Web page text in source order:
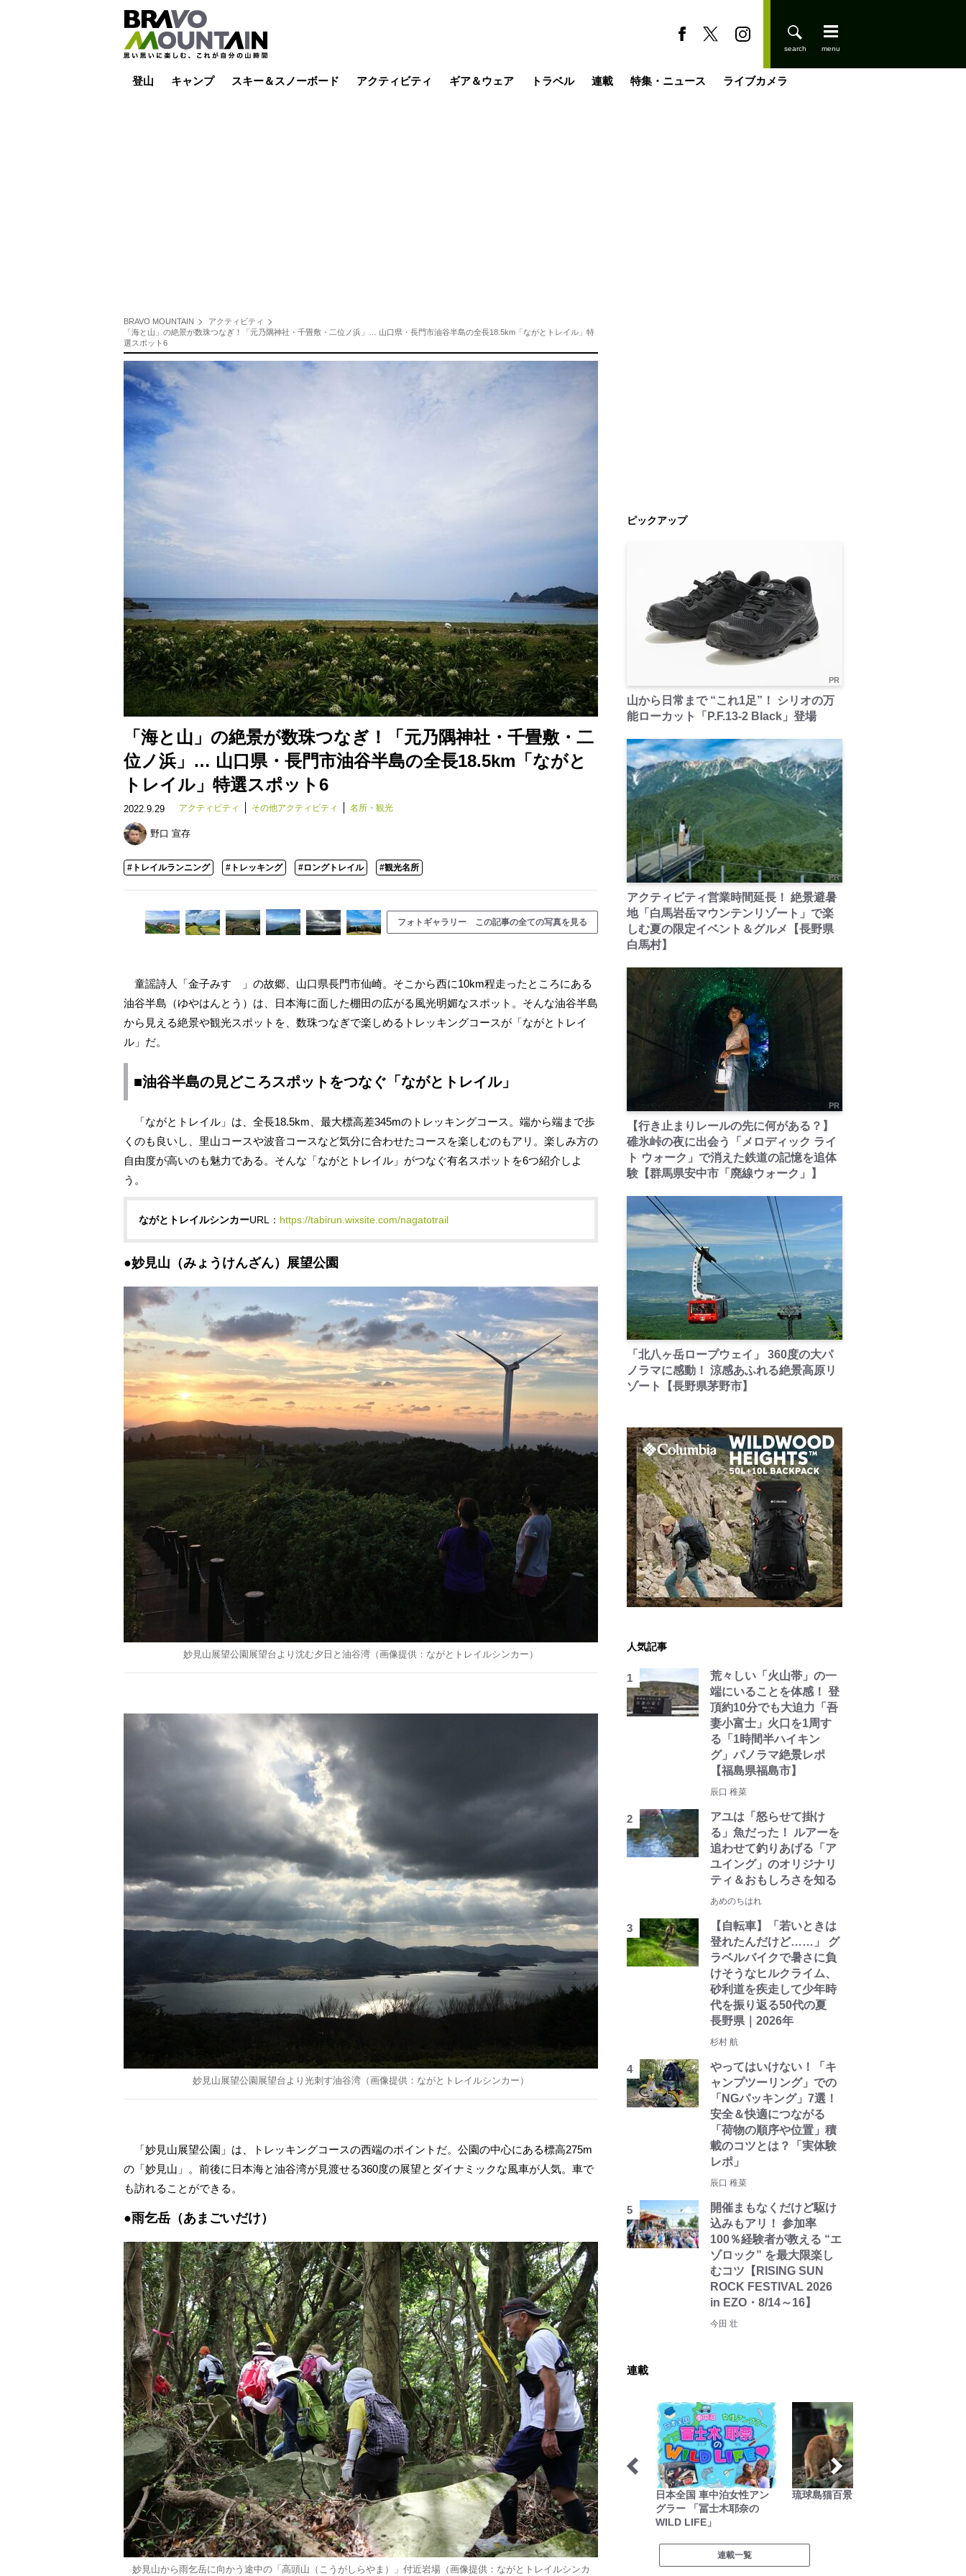
登山 キャンプ スキー＆スノーボード アクティビティ ギア＆ウェア トラベル 連載 特集・ニュース ライブカメラ
BRAVO MOUNTAIN
アクティビティ
「海と山」の絶景が数珠つなぎ！「元乃隅神社・千畳敷・二位ノ浜」… 山口県・長門市油谷半島の全長18.5km「ながとトレイル」特
選スポット6
「海と山」の絶景が数珠つなぎ！「元乃隅神社・千畳敷・二
位ノ浜」… 山口県・長門市油谷半島の全長18.5km「ながと
トレイル」特選スポット6
2022.9.29 アクティビティ その他アクティビティ 名所・観光
野口 宣存
#トレイルランニング #トレッキング #ロングトレイル #観光名所
フォトギャラリー この記事の全ての写真を見る
童謡詩人「金子みすゞ」の故郷、山口県長門市仙崎。そこから西に10km程走ったところにある
油谷半島（ゆやはんとう）は、日本海に面した棚田の広がる風光明媚なスポット。そんな油谷半島
から見える絶景や観光スポットを、数珠つなぎで楽しめるトレッキングコースが「ながとトレイ
ル」だ。
■油谷半島の見どころスポットをつなぐ「ながとトレイル」
「ながとトレイル」は、全長18.5km、最大標高差345mのトレッキングコース。端から端まで歩
くのも良いし、里山コースや波音コースなど気分に合わせたコースを楽しむのもアリ。楽しみ方の
自由度が高いのも魅力である。そんな「ながとトレイル」がつなぐ有名スポットを6つ紹介しよ
う。
ながとトレイルシンカーURL： https://tabirun.wixsite.com/nagatotrail
●妙見山（みょうけんざん）展望公園
妙見山展望公園展望台より沈む夕日と油谷湾（画像提供：ながとトレイルシンカー）
妙見山展望公園展望台より光刺す油谷湾（画像提供：ながとトレイルシンカー）
「妙見山展望公園」は、トレッキングコースの西端のポイントだ。公園の中心にある標高275m
の「妙見山」。前後に日本海と油谷湾が見渡せる360度の展望とダイナミックな風車が人気。車で
も訪れることができる。
●雨乞岳（あまごいだけ）
妙見山から雨乞岳に向かう途中の「高頭山（こうがしらやま）」付近岩場（画像提供：ながとトレイルシンカ
ピックアップ
PR
山から日常まで “これ1足”！ シリオの万
能ローカット「P.F.13-2 Black」登場
PR
アクティビティ営業時間延長！ 絶景避暑
地「白馬岩岳マウンテンリゾート」で楽
しむ夏の限定イベント＆グルメ【長野県
白馬村】
PR
【行き止まりレールの先に何がある？】
碓氷峠の夜に出会う「メロディック ライ
ト ウォーク」で消えた鉄道の記憶を追体
験【群馬県安中市「廃線ウォーク」】
PR
「北八ヶ岳ロープウェイ」 360度の大パ
ノラマに感動！ 涼感あふれる絶景高原リ
ゾート【長野県茅野市】
人気記事
荒々しい「火山帯」の一
端にいることを体感！ 登
頂約10分でも大迫力「吾
妻小富士」火口を1周す
る「1時間半ハイキン
グ」パノラマ絶景レポ
【福島県福島市】
辰口 稚菜
アユは「怒らせて掛け
る」魚だった！ ルアーを
追わせて釣りあげる「ア
ユイング」のオリジナリ
ティ＆おもしろさを知る
あめのちはれ
【自転車】「若いときは
登れたんだけど……」 グ
ラベルバイクで暑さに負
けそうなヒルクライム、
砂利道を疾走して少年時
代を振り返る50代の夏
長野県｜2026年
杉村 航
やってはいけない！「キ
ャンプツーリング」での
「NGパッキング」7選！
安全＆快適につながる
「荷物の順序や位置」積
載のコツとは？「実体験
レポ」
辰口 稚菜
開催まもなくだけど駆け
込みもアリ！ 参加率
100％経験者が教える “エ
ゾロック” を最大限楽し
むコツ【RISING SUN
ROCK FESTIVAL 2026
in EZO・8/14～16】
今田 壮
連載
behind the products ハイカー女子の一杯
日本全国 車中泊女性アン
グラー 「冨士木耶奈の
WILD LIFE」
琉球島猫百景
連載一覧